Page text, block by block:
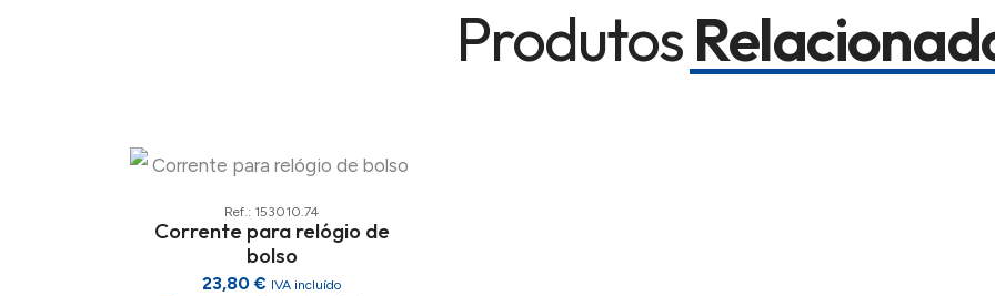
Produtos
Ref.: 153010.74
Corrente para relógio de
bolso
23,80 € IVA incluído